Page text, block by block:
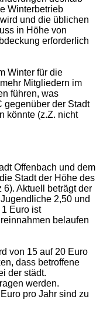
Winterbetrieb
und die üblichen
in Höhe von
erforderlich
Winter für die
Mitgliedern im
führen, was
gegenüber der Stadt
könnte (z.Z. nicht
Offenbach und dem
Stadt der Höhe des
6). Aktuell beträgt der
2,50 und
Euro ist
belaufen
von 15 auf 20 Euro
dass betroffene
der städt.
werden.
pro Jahr sind zu